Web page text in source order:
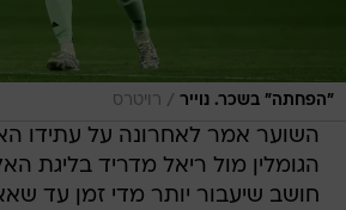
"הפחתה" בשכר. נוייר / רויטרס
השוער אמר לאחרונה על עתידו
הגומלין מול ריאל מדריד בליגת
חושב שיעבור יותר מדי זמן עד